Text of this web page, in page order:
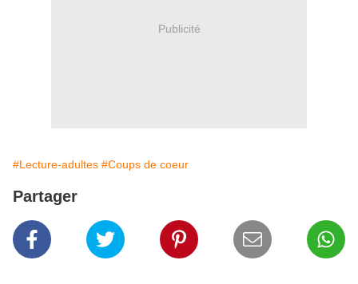
Publicité
#Lecture-adultes #Coups de coeur
Partager